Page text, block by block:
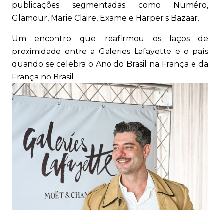
publicações segmentadas como Numéro,
Glamour, Marie Claire, Exame e Harper’s Bazaar.
Um encontro que reafirmou os laços de
proximidade entre a Galeries Lafayette e o país
quando se celebra o Ano do Brasil na França e da
França no Brasil.